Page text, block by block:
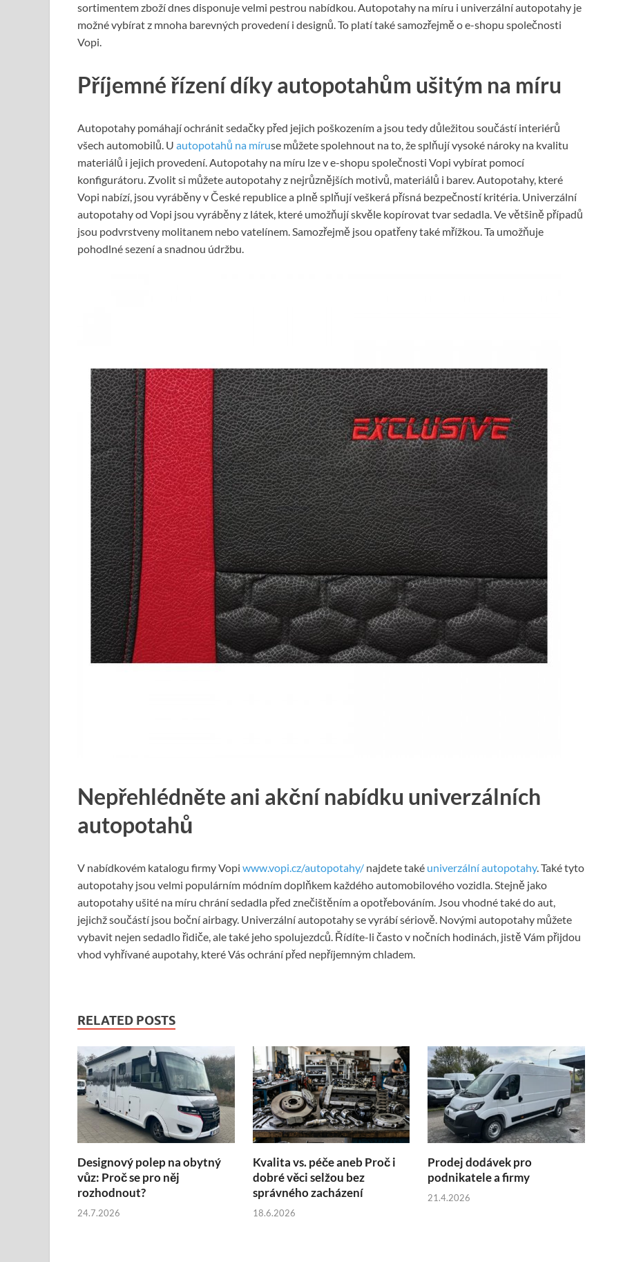
sortimentem zboží dnes disponuje velmi pestrou nabídkou. Autopotahy na míru i univerzální autopotahy je
možné vybírat z mnoha barevných provedení i designů. To platí také samozřejmě o e-shopu společnosti
Vopi.
Příjemné řízení díky autopotahům ušitým na míru
Autopotahy pomáhají ochránit sedačky před jejich poškozením a jsou tedy důležitou součástí interiérů
všech automobilů. U autopotahů na míruse můžete spolehnout na to, že splňují vysoké nároky na kvalitu
materiálů i jejich provedení. Autopotahy na míru lze v e-shopu společnosti Vopi vybírat pomocí
konfigurátoru. Zvolit si můžete autopotahy z nejrůznějších motivů, materiálů i barev. Autopotahy, které
Vopi nabízí, jsou vyráběny v České republice a plně splňují veškerá přísná bezpečností kritéria. Univerzální
autopotahy od Vopi jsou vyráběny z látek, které umožňují skvěle kopírovat tvar sedadla. Ve většině případů
jsou podvrstveny molitanem nebo vatelínem. Samozřejmě jsou opatřeny také mřížkou. Ta umožňuje
pohodlné sezení a snadnou údržbu.
Nepřehlédněte ani akční nabídku univerzálních
autopotahů
V nabídkovém katalogu firmy Vopi www.vopi.cz/autopotahy/ najdete také univerzální autopotahy. Také tyto
autopotahy jsou velmi populárním módním doplňkem každého automobilového vozidla. Stejně jako
autopotahy ušité na míru chrání sedadla před znečištěním a opotřebováním. Jsou vhodné také do aut,
jejichž součástí jsou boční airbagy. Univerzální autopotahy se vyrábí sériově. Novými autopotahy můžete
vybavit nejen sedadlo řidiče, ale také jeho spolujezdců. Řídíte-li často v nočních hodinách, jistě Vám přijdou
vhod vyhřívané aupotahy, které Vás ochrání před nepříjemným chladem.
RELATED POSTS
Designový polep na obytný
vůz: Proč se pro něj
rozhodnout?
24.7.2026
Kvalita vs. péče aneb Proč i
dobré věci selžou bez
správného zacházení
18.6.2026
Prodej dodávek pro
podnikatele a firmy
21.4.2026